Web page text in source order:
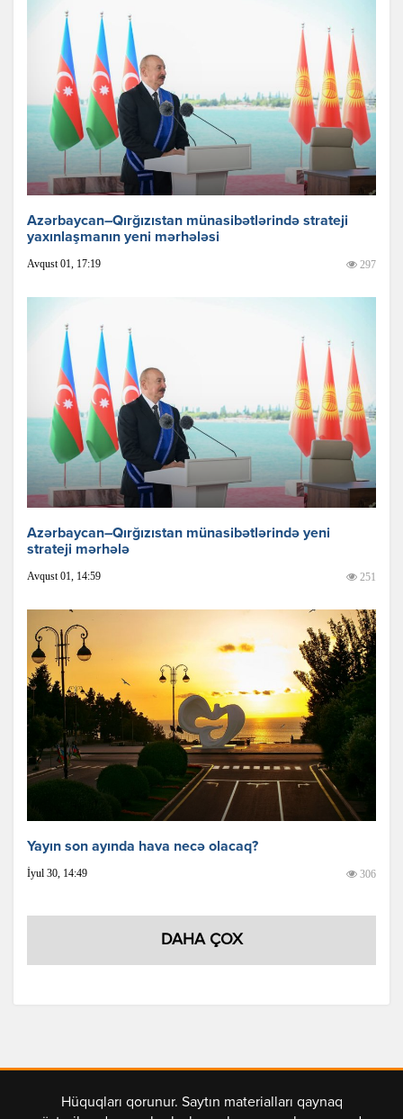
Azərbaycan–Qırğızıstan münasibətlərində strateji
yaxınlaşmanın yeni mərhələsi
Avqust 01, 17:19 297
Azərbaycan–Qırğızıstan münasibətlərində yeni
strateji mərhələ
Avqust 01, 14:59 251
Yayın son ayında hava necə olacaq?
İyul 30, 14:49 306
DAHA ÇOX
Hüquqları qorunur. Saytın materialları qaynaq